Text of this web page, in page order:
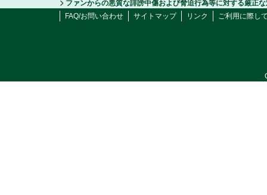
ファンからの悪質な誹謗中傷および脅迫行為等に対する厳正
FAQ/お問い合わせ
サイトマップ リンク ご利用に際し